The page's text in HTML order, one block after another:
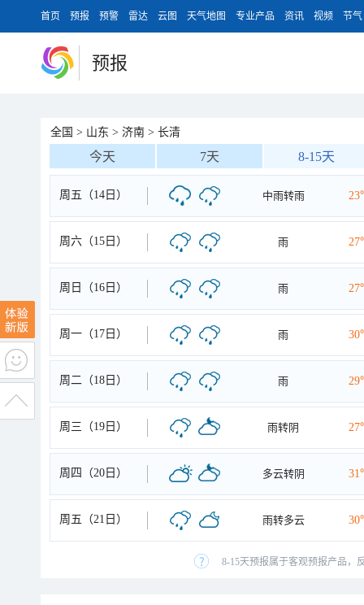
首页 预报 预警 雷达 云图 天气地图 专业产品 资讯 视频 节气
预报
全国 > 山东 > 济南 > 长清
今天 7天 8-15天
周五（14日） 中雨转雨
周六（15日） 雨
周日（16日） 雨
周一（17日） 雨
周二（18日） 雨
周三（19日） 雨转阴
周四（20日） 多云转阴
周五（21日） 雨转多云
8-15天预报属于客观预报产品，